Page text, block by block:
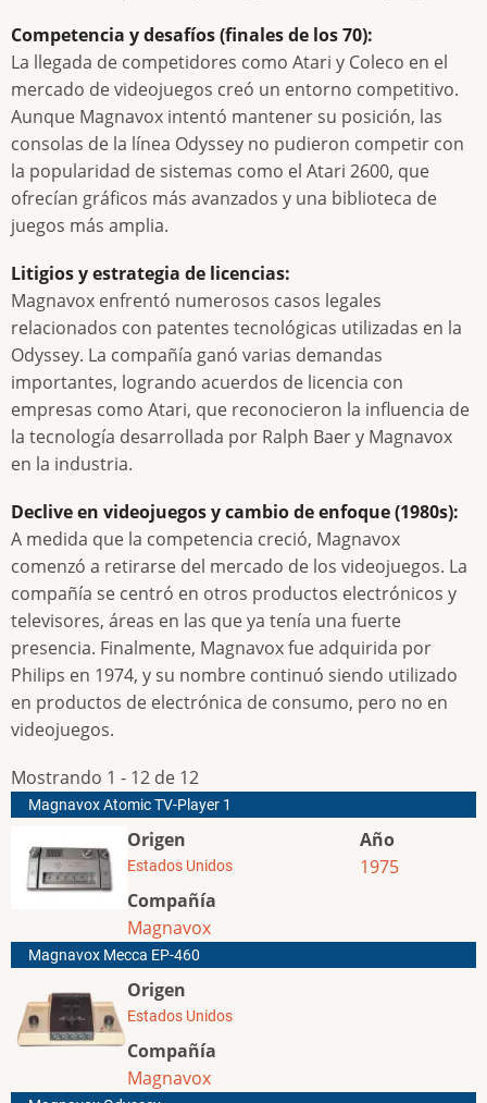
Competencia y desafíos (finales de los 70):
La llegada de competidores como Atari y Coleco en el
mercado de videojuegos creó un entorno competitivo.
Aunque Magnavox intentó mantener su posición, las
consolas de la línea Odyssey no pudieron competir con
la popularidad de sistemas como el Atari 2600, que
ofrecían gráficos más avanzados y una biblioteca de
juegos más amplia.
Litigios y estrategia de licencias:
Magnavox enfrentó numerosos casos legales
relacionados con patentes tecnológicas utilizadas en la
Odyssey. La compañía ganó varias demandas
importantes, logrando acuerdos de licencia con
empresas como Atari, que reconocieron la influencia de
la tecnología desarrollada por Ralph Baer y Magnavox
en la industria.
Declive en videojuegos y cambio de enfoque (1980s):
A medida que la competencia creció, Magnavox
comenzó a retirarse del mercado de los videojuegos. La
compañía se centró en otros productos electrónicos y
televisores, áreas en las que ya tenía una fuerte
presencia. Finalmente, Magnavox fue adquirida por
Philips en 1974, y su nombre continuó siendo utilizado
en productos de electrónica de consumo, pero no en
videojuegos.
Mostrando 1 - 12 de 12
Magnavox Atomic TV-Player 1
Origen
Estados Unidos
Compañía
Magnavox
Año
1975
Magnavox Mecca EP-460
Origen
Estados Unidos
Compañía
Magnavox